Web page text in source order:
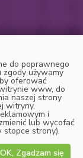
do poprawnego
używamy
oferować
www, do
naszej strony
witryny,
i
lub wycofać
stopce strony).
OK, Zgadzam się